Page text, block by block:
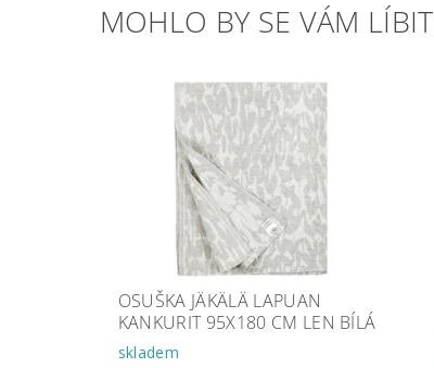
MOHLO BY SE VÁM LÍBIT
OSUŠKA JÄKÄLÄ LAPUAN
KANKURIT 95X180 CM LEN BÍLÁ
skladem